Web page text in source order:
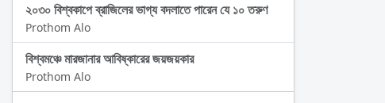
২০৩০ বিশ্বকাপে ব্রাজিলের ভাগ্য বদলাতে পারেন যে ১০ তরুণ
Prothom Alo
বিশ্বমঞ্চে মারজানার আবিষ্কারের জয়জয়কার
Prothom Alo